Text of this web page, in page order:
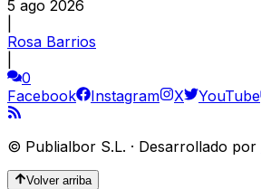
5 ago 2026
Rosa Barrios
0
Facebook
Instagram X YouTube
© Publialbor S.L. · Desarrollado por
Volver arriba